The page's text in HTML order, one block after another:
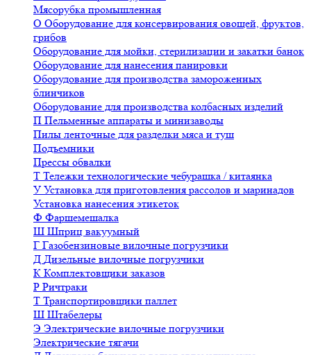
Мясорубка промышленная
О Оборудование для консервирования овощей, фруктов,
грибов
Оборудование для мойки, стерилизации и закатки банок
Оборудование для нанесения панировки
Оборудование для производства замороженных
блинчиков
Оборудование для производства колбасных изделий
П Пельменные аппараты и минизаводы
Пилы ленточные для разделки мяса и туш
Подъемники
Прессы обвалки
Т Тележки технологические чебурашка / китаянка
У Установка для приготовления рассолов и маринадов
Установка нанесения этикеток
Ф Фаршемешалка
Ш Шприц вакуумный
Г Газобензиновые вилочные погрузчики
Д Дизельные вилочные погрузчики
К Комплектовщики заказов
Р Ричтраки
Т Транспортировщики паллет
Ш Штабелеры
Э Электрические вилочные погрузчики
Электрические тягачи